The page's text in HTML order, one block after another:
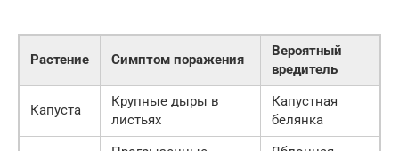
Растение Симптом поражения
Вероятный
вредитель
Капуста
Крупные дыры в
листьях
Капустная
белянка